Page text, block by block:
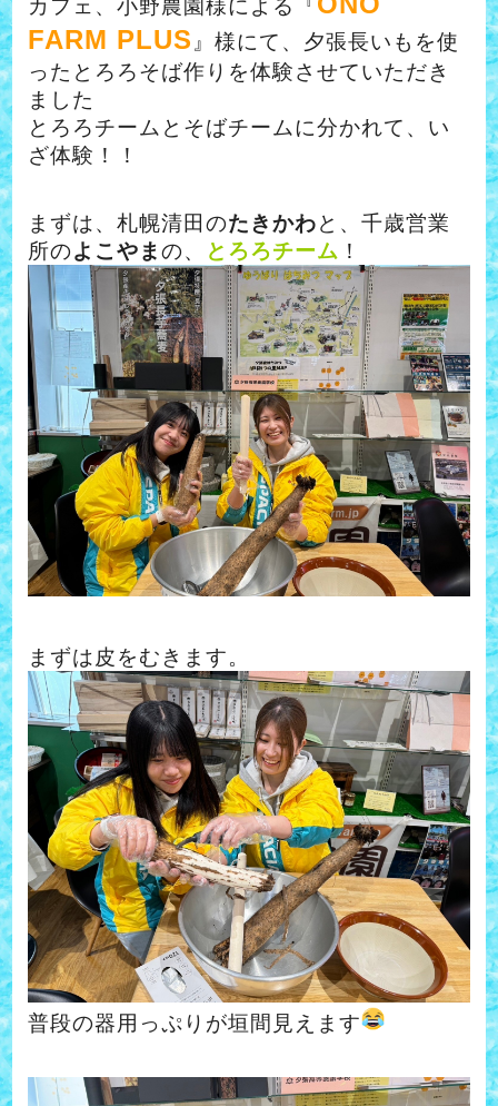
カフェ、小野農園様による『
FARM PLUS 』様にて、 夕張長いもを使
ったとろろそば作りを体験させていただき
ました
とろろチームとそばチームに分かれて、い
ざ体験！！
まずは、札幌清田のたきかわと、千歳営業
所のよこやまの、 とろろチーム ！
まずは皮をむきます。
普段の器用っぷりが垣間見えます